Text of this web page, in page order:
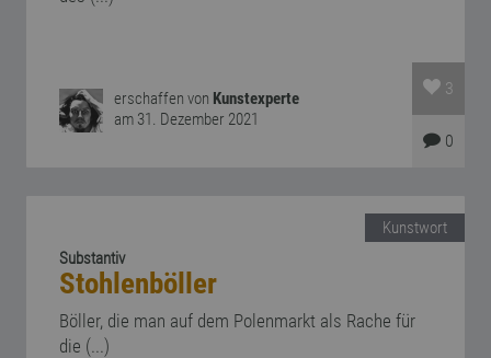
erschaffen von Kunstexperte
am 31. Dezember 2021
3
0
Kunstwort
Substantiv
Stohlenböller
Böller, die man auf dem Polenmarkt als Rache für
die (...)